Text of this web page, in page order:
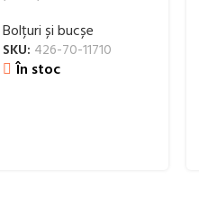
Bolțuri și bucșe
SKU: 426-70-11710
În stoc